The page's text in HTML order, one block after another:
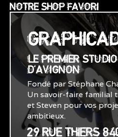
NOTRE SHOP FAVORI
LE PREMIER
D'AVIGNON
Fondé par Stéphane
Un savoir-faire familial
et Steven pour vos
ambitieux.
29 RUE THIERS